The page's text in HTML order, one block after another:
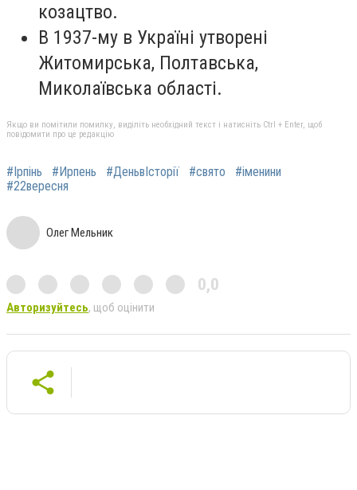
козацтво.
В 1937-му в Україні утворені
Житомирська, Полтавська,
Миколаївська області.
Якщо ви помітили помилку, виділіть необхідний текст і натисніть Ctrl + Enter, щоб
повідомити про це редакцію
#Ірпінь #Ирпень #ДеньвІсторії #свято
#іменини
#22вересня
Олег Мельник
0,0
Авторизуйтесь, щоб оцінити